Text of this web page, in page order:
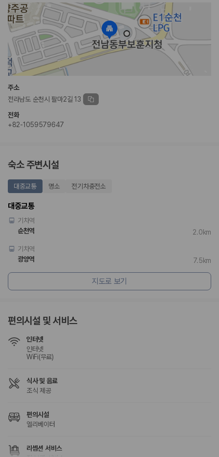
20,871,562명
사용자 리뷰
175,206건
예약 가능 차량
67,123대
전국 렌트카 지점
1,829개
제주렌트카 가격비교 자주 묻는 질문
Q. 제주렌트카 가격비교는 카모아에서 어떻게 하나요?
A. 대여일, 반납일, 인수 지역을 선택하면 제주도 렌트카 업체별 가격, 차종,
보험 조건, 예약 가능 차량을 한 번에 비교할 수 있습니다.
Q. 가족 여행에는 어떤 제주 렌트카를 비교해야 하나요?
제주렌트카 가격비교 주요 링크
제주도 렌트카 실시간 최저가 가격비교
제주 렌트카 예약
국내 렌트카 가격비교
해외 렌트카 가격비교
주소
전라남도 순천시 팔마2길 13
전화
+82-1059579647
숙소 주변시설
대중교통 명소 전기차충전소
대중교통
기차역
순천역
2.0km
기차역
광양역
7.5km
지도로 보기
편의시설 및 서비스
인터넷
인터넷
WiFi(무료)
식사 및 음료
조식 제공
편의시설
엘리베이터
리셉션 서비스